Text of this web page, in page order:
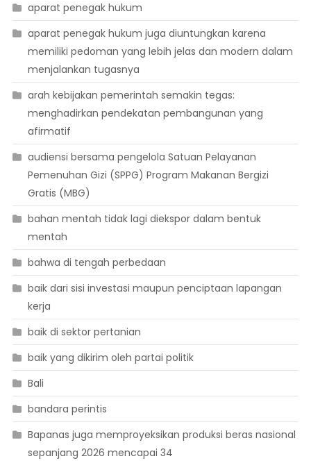
aparat penegak hukum
aparat penegak hukum juga diuntungkan karena
memiliki pedoman yang lebih jelas dan modern dalam
menjalankan tugasnya
arah kebijakan pemerintah semakin tegas:
menghadirkan pendekatan pembangunan yang
afirmatif
audiensi bersama pengelola Satuan Pelayanan
Pemenuhan Gizi (SPPG) Program Makanan Bergizi
Gratis (MBG)
bahan mentah tidak lagi diekspor dalam bentuk
mentah
bahwa di tengah perbedaan
baik dari sisi investasi maupun penciptaan lapangan
kerja
baik di sektor pertanian
baik yang dikirim oleh partai politik
Bali
bandara perintis
Bapanas juga memproyeksikan produksi beras nasional
sepanjang 2026 mencapai 34